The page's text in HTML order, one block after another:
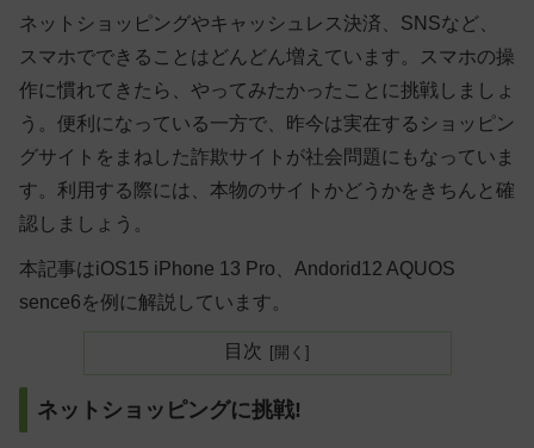
ネットショッピングやキャッシュレス決済、SNSなど、
スマホでできることはどんどん増えています。スマホの操
作に慣れてきたら、やってみたかったことに挑戦しましょ
う。便利になっている一方で、昨今は実在するショッピン
グサイトをまねした詐欺サイトが社会問題にもなっていま
す。利用する際には、本物のサイトかどうかをきちんと確
認しましょう。
本記事はiOS15 iPhone 13 Pro、Andorid12 AQUOS
sence6を例に解説しています。
目次
ネットショッピングに挑戦!